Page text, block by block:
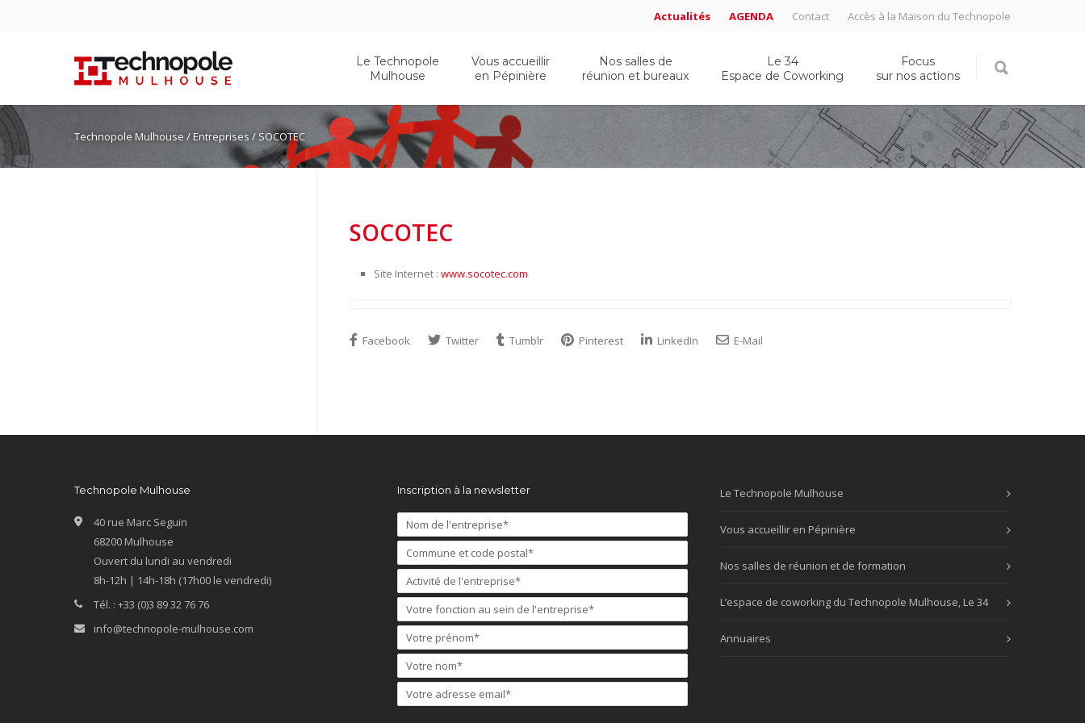
Actualités AGENDA Contact Accès à la Maison du Technopole
Le Technopole
Mulhouse
Vous accueillir
en Pépinière
Nos salles de
réunion et bureaux
Le 34
Espace de Coworking
Focus
sur nos actions
Technopole Mulhouse / Entreprises / SOCOTEC
SOCOTEC
Site Internet : www.socotec.com
Facebook Twitter Tumblr Pinterest LinkedIn E-Mail
Technopole Mulhouse
40 rue Marc Seguin
68200 Mulhouse
Ouvert du lundi au vendredi
8h-12h | 14h-18h (17h00 le vendredi)
Tél. : +33 (0)3 89 32 76 76
info@technopole-mulhouse.com
Inscription à la newsletter Le Technopole Mulhouse
Vous accueillir en Pépinière
Nos salles de réunion et de formation
L’espace de coworking du Technopole Mulhouse, Le 34
Annuaires